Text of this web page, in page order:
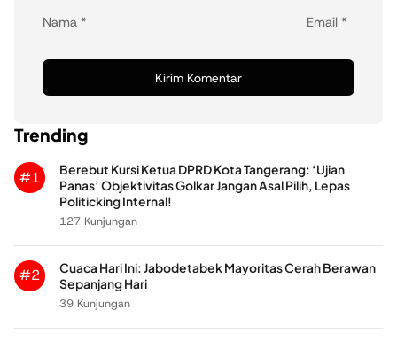
Nama * Email *
Trending
#1
Berebut Kursi Ketua DPRD Kota Tangerang: ‘Ujian
Panas’ Objektivitas Golkar Jangan Asal Pilih, Lepas
Politicking Internal!
127 Kunjungan
#2
Cuaca Hari Ini: Jabodetabek Mayoritas Cerah Berawan
Sepanjang Hari
39 Kunjungan